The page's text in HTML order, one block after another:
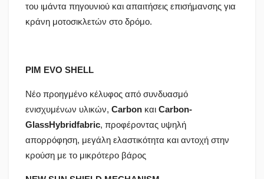
του ιμάντα πηγουνιού και απαιτήσεις επισήμανσης για
κράνη μοτοσικλετών στο δρόμο.
PIM EVO SHELL
Νέο προηγμένο κέλυφος από συνδυασμό
ενισχυμένων υλικών, Carbon και Carbon-
GlassHybridfabric, προφέροντας υψηλή
απορρόφηση, μεγάλη ελαστικότητα και αντοχή στην
κρούση με το μικρότερο βάρος